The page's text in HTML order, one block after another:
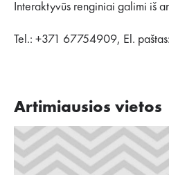
Interaktyvūs renginiai galimi iš
Tel.: +371 67754909, El.
Artimiausios vietos